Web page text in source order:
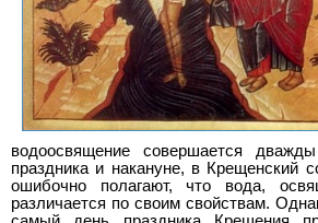
водоосвящение совершается
праздника и накануне, в Крещенский
ошибочно полагают, что вода,
различается по своим свойствам.